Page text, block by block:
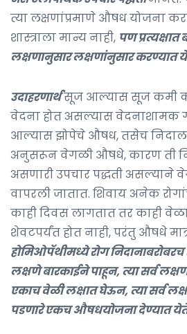
त्या लक्षणांप्रमाणे औषध योजना
शास्त्राला मान्य नाही, पण
लक्षणानुसार लक्षणांनुसार करण्यात
उदाहरणार्थसूज आल्यास सूज कमी
वेदना होत असल्यास वेदनाशामक
आल्यास झोपेचे औषध, तसेच
अनुसरून वेगळी औषधे, कारण ती
असणारी उपचार पद्धती
वापरली जातात. शिवाय अनेक
काही दिवस लागतात तर काही
शेवटपर्यंत होत नाही, परंतु औषधे
होमिओपॅथीमध्ये रोग निदानाबरोबरच
लक्षणे बारकाईने पाहून, त्या सर्व
एकाच वेळी लक्षात घेऊन, त्या सर्व
पडणारे एकच औषधयोजना देण्यात